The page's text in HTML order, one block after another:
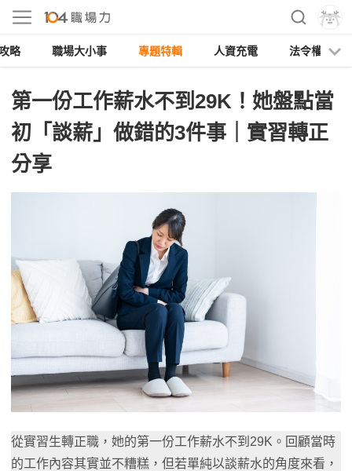
略 職場大小事 專題特輯 人資充電 法令權益
第一份工作薪水不到29K！她盤點當
初「談薪」做錯的3件事｜實習轉正
分享
從實習生轉正職，她的第一份工作薪水不到29K。回顧當時
的工作內容其實並不糟糕，但若單純以談薪水的角度來看，